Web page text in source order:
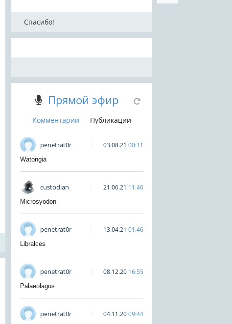
Спасибо!
Прямой эфир
Комментарии Публикации
penetrat0r 03.08.21 00:11
Watongia
custodian 21.06.21 11:46
Microsyodon
penetrat0r 13.04.21 01:46
Libralces
penetrat0r 08.12.20 16:55
Palaeolagus
penetrat0r 04.11.2009:44